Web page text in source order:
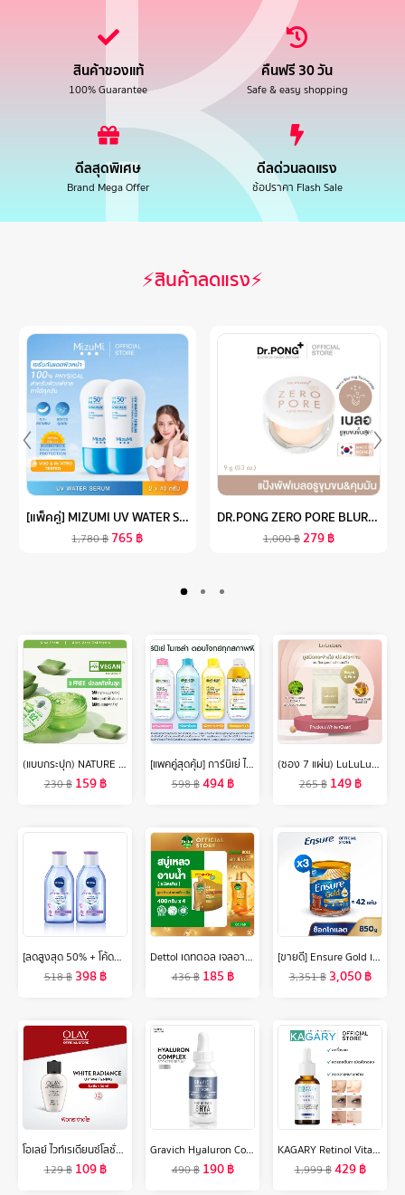
สินค้าของแท้
100% Guarantee
คืนฟรี 30 วัน
Safe & easy shopping
ดีลสุดพิเศษ
Brand Mega Offer
ดีลด่วนลดแรง
ช้อปราคา Flash Sale
⚡สินค้าลดแรง⚡
[แพ็คคู่] MIZUMI UV WATER SERUM SPF50+ PA++++ 40G NO.1 BEST SELLING SUNSCREEN ครีมกันแดด ยอดขายอันดับ 1 สำหรับใช้ทุกวัน เนื้อเบาดุจน้ำ ออกแดดได้ทันที เพื่อผิวแพ้ง่าย ผิวเป็นสิว
1,780฿ 765 ฿
DR.PONG ZERO PORE BLURRING K-POWDER แป้งพัฟเบลอรูขุมขน MADE IN KOREA
1,000฿279฿
(แบบกระปุก) NATURE REPUBLIC SOOTHING & MOISTURE ALOE VERA 92% SOOTHING GEL (300ml) เจลว่านหางจระเข้ บำรุงผิวชุ่มชื้น
230฿ 159฿
[แพคคู่สุดคุ้ม] การ์นิเย่ ไมเซล่า คลีนซิ่ง วอเตอร์ ซาลิไซลิค บีเอชเอ Blue 400มล. GARNIER MICELLAR CLEANSING WATER SALICYLIC BHA Blue 400mlX2 ล้างเครื่องสำอาง ลดสีว คลีน
598฿494฿
(ซอง 7 แผ่น) LuLuLun Precious Clear Face mask ลูลูลูน แผ่นมาสก์หน้า สูตรผิวกระจ่างใส อ่อนเยาว์ พรีเชียส เคลียร์
265฿ 149฿
[ลดสูงสุด 50% + โค้ดลดเพิ่ม 20%]นีเวีย ไมเซล่า เช็ดเครื่องสำอาง แอคเน่ แคร์ เมคอัพ เคลียร์ 400 มล. 2 ชิ้น NIVEA
518฿ 398฿
Dettol เดทตอล เจลอาบน้ำแบบถุงเติม สบู่เหลวเดทตอล แอนตี้แบคทีเรีย ถุงเติม 400มล.X4 (เลือกสูตรด้านใน)
436฿ 185 ฿
[ขายดี] Ensure Gold เอนชัวร์ โกลด์ รสช็อกโกแลต 850g 3 กระป๋อง Ensure Gold Chocolate 850g x3
3,351฿ 3,050฿
โอเลย์ ไวท์เรเดียนซ์โลชั่น SPF19 UVA/UVB ครีม 30 มล. ไนอะซินาไมด์ กระจ่างใส สกินแคร์ Olay White Radiance Lotion SPF19 UVA/UVB 30ML
129฿ 109฿
Gravich Hyaluron Complex Booster Serum 30 ml
490฿ 190฿
KAGARY Retinol Vitamin B3 Serum เอสเซนส์บำรุงผิวหน้า ต่อต้านริ้วรอย เรตินอล เรตินอลเซรั่ม ครีมต่อต้านริ้วรอย
1,999฿429฿